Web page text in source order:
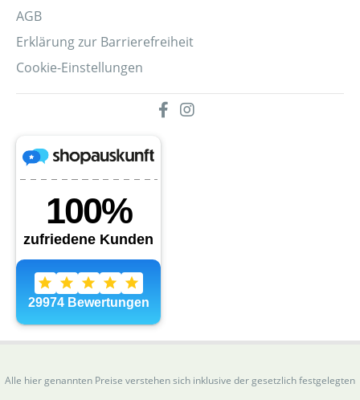
AGB
Erklärung zur Barrierefreiheit
Cookie-Einstellungen
Alle hier genannten Preise verstehen sich inklusive der gesetzlich festgelegten